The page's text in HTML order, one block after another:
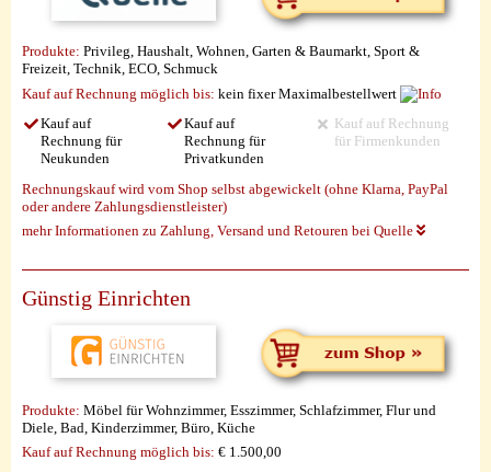
Produkte: Privileg, Haushalt, Wohnen, Garten & Baumarkt, Sport &
Freizeit, Technik, ECO, Schmuck
Kauf auf Rechnung möglich bis: kein fixer Maximalbestellwert
Kauf auf
Rechnung für
Neukunden
Kauf auf
Rechnung für
Privatkunden
Kauf auf Rechnung
für Firmenkunden
Rechnungskauf wird vom Shop selbst abgewickelt (ohne Klarna, PayPal
oder andere Zahlungsdienstleister)
mehr Informationen zu Zahlung, Versand und Retouren bei Quelle
Günstig Einrichten
Produkte: Möbel für Wohnzimmer, Esszimmer, Schlafzimmer, Flur und
Diele, Bad, Kinderzimmer, Büro, Küche
Kauf auf Rechnung möglich bis: € 1.500,00